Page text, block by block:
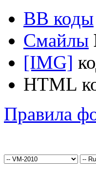
BB коды
Смайлы
[IMG]
HTML
Правила